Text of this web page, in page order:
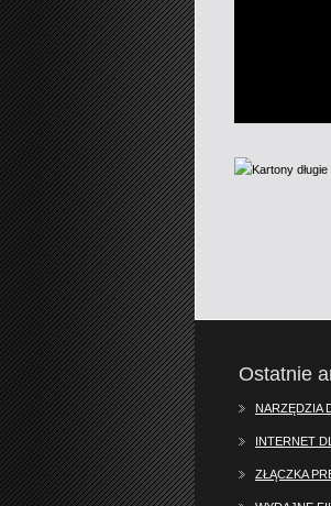
Ostatnie
NARZĘDZIA
INTERNET
ZŁĄCZKA